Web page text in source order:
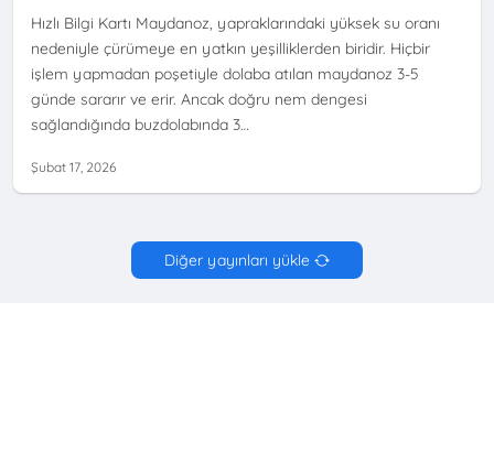
Hızlı Bilgi Kartı Maydanoz, yapraklarındaki yüksek su oranı
nedeniyle çürümeye en yatkın yeşilliklerden biridir. Hiçbir
işlem yapmadan poşetiyle dolaba atılan maydanoz 3-5
günde sararır ve erir. Ancak doğru nem dengesi
sağlandığında buzdolabında 3…
Şubat 17, 2026
Diğer yayınları yükle